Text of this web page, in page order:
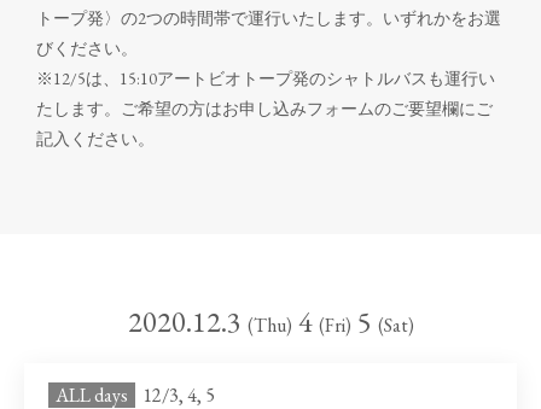
トープ発〉の2つの時間帯で運行いたします。いずれかをお選
びください。
※12/5は、15:10アートビオトープ発のシャトルバスも運行い
たします。ご希望の方はお申し込みフォームのご要望欄にご
記入ください。
2020.12.3 (Thu) 4 (Fri) 5 (Sat)
ALL days 12/3, 4, 5